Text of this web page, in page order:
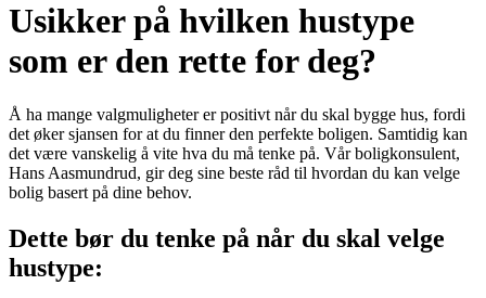
Usikker på hvilken hustype
som er den rette for deg?
Å ha mange valgmuligheter er positivt når du skal bygge hus, fordi
det øker sjansen for at du finner den perfekte boligen. Samtidig kan
det være vanskelig å vite hva du må tenke på. Vår boligkonsulent,
Hans Aasmundrud, gir deg sine beste råd til hvordan du kan velge
bolig basert på dine behov.
Dette bør du tenke på når du skal velge
hustype: